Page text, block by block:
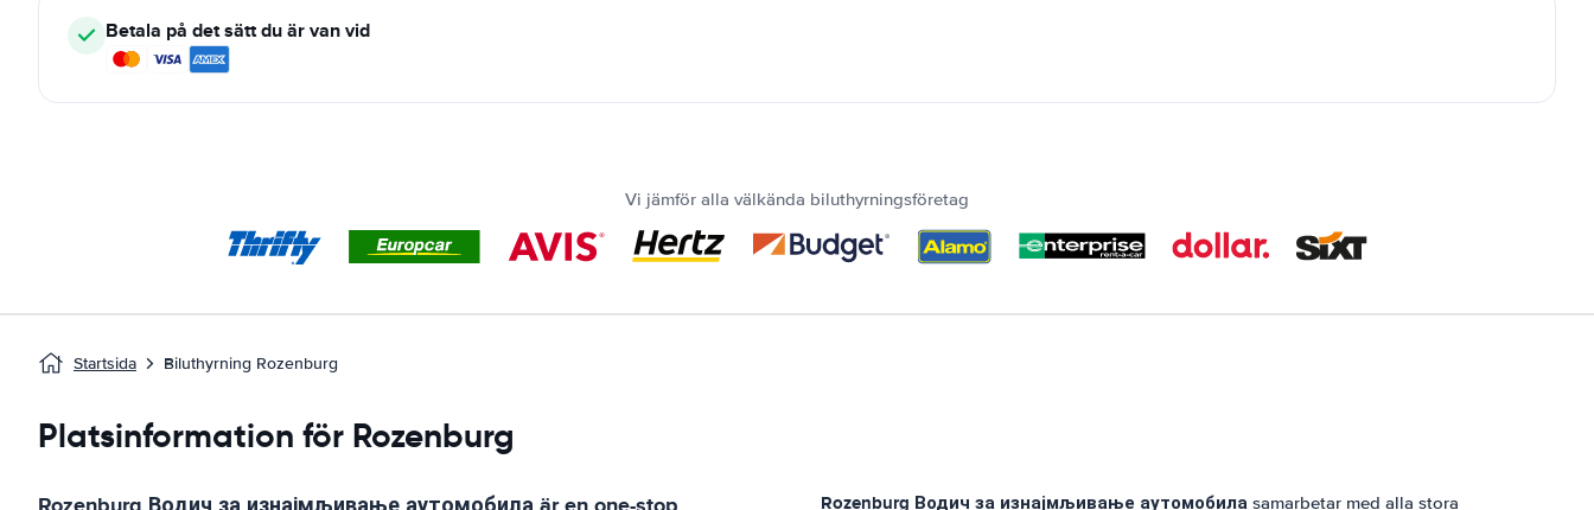
Betala på det sätt du är van vid
Vi jämför alla välkända biluthyrningsföretag
Startsida Biluthyrning Rozenburg
Platsinformation för Rozenburg
Rozenburg Водич за изнајмљивање аутомобила samarbetar med alla stora